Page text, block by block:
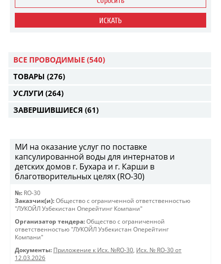
ИСКАТЬ
ВСЕ ПРОВОДИМЫЕ (540)
ТОВАРЫ (276)
УСЛУГИ (264)
ЗАВЕРШИВШИЕСЯ (61)
МИ на оказание услуг по поставке
капсулированной воды для интернатов и
детских домов г. Бухара и г. Карши в
благотворительных целях (RO-30)
№: RO-30
Заказчик(и): Общество с ограниченной ответственностью
"ЛУКОЙЛ Узбекистан Оперейтинг Компани"
Организатор тендера: Общество с ограниченной
ответственностью "ЛУКОЙЛ Узбекистан Оперейтинг
Компани"
Документы: Приложение к Исх. №RO-30, Исх. № RO-30 от
12.03.2026